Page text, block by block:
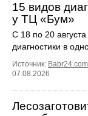
15 видов
у ТЦ «Бум»
С 18 по 20
диагностики в
Источник: Babr24.com
07.08.2026